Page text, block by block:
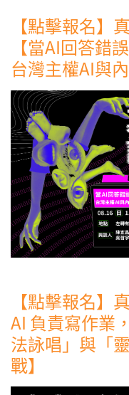
【點擊報名】
【當AI回答錯
台灣主權AI與
【點擊報名】
AI 負責寫作業
法詠唱」與「
戰】